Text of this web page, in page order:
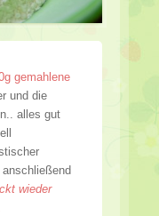
gemahlene
und die
alles gut
wieder